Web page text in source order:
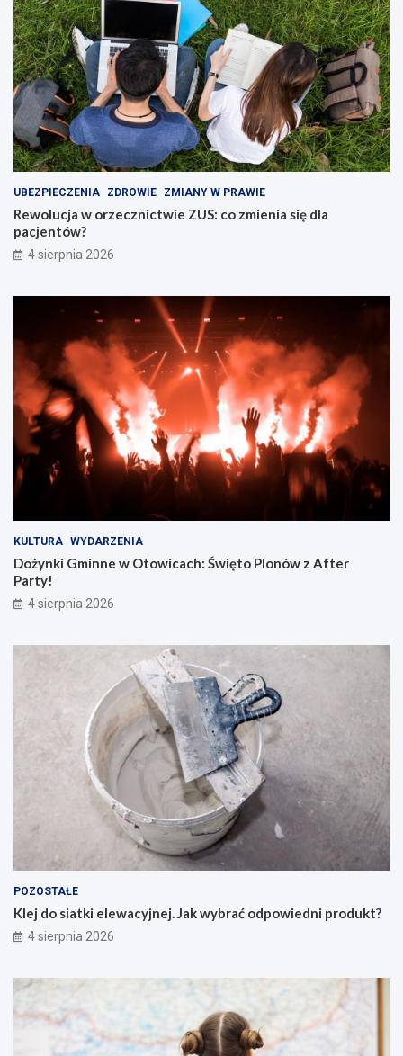
UBEZPIECZENIA ZDROWIE ZMIANY W PRAWIE
Rewolucja w orzecznictwie ZUS: co zmienia się dla
pacjentów?
4 sierpnia 2026
KULTURA WYDARZENIA
Dożynki Gminne w Otowicach: Święto Plonów z After
Party!
4 sierpnia 2026
POZOSTAŁE
Klej do siatki elewacyjnej. Jak wybrać odpowiedni produkt?
4 sierpnia 2026